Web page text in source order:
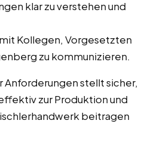
klar zu verstehen und
Kollegen, Vorgesetzten
zu kommunizieren.
Anforderungen stellt sicher,
zur Produktion und
beitragen